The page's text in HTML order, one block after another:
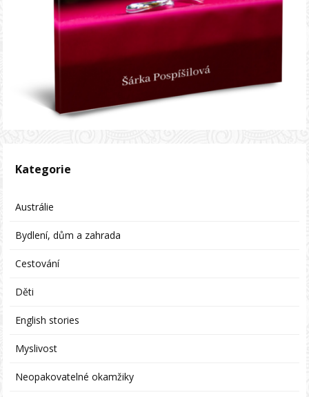
Kategorie
Austrálie
Bydlení, dům a zahrada
Cestování
Děti
English stories
Myslivost
Neopakovatelné okamžiky